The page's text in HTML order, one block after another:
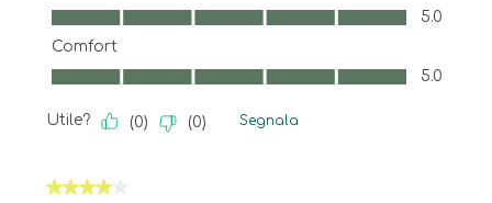
Facilità d'uso, 5.0 su 5
5.0
Comfort
Comfort, 5.0 su 5
5.0
Utile? (0) (0) Segnala
4 su 5 stelle.